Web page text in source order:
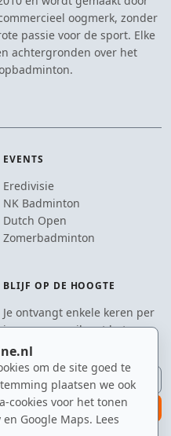
om de site goed te
plaatsen we ook
cookies voor het tonen
Google Maps. Lees
oogmerk, zonder
passie voor de sport. Elke
achtergronden over het
EVENTS
Eredivisie
NK Badminton
Dutch Open
Zomerbadminton
BLIJF OP DE HOOGTE
Je ontvangt enkele keren per
jaar een e-mail met het
laatste badmintonnieuws.
E-mailadres
aanmelden